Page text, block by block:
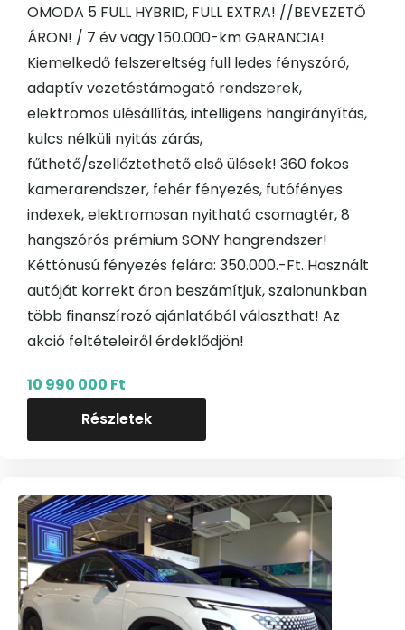
OMODA 5 FULL HYBRID, FULL EXTRA! //BEVEZETŐ
ÁRON! / 7 év vagy 150.000-km GARANCIA!
Kiemelkedő felszereltség full ledes fényszóró,
adaptív vezetéstámogató rendszerek,
elektromos ülésállítás, intelligens hangirányítás,
kulcs nélküli nyitás zárás,
fűthető/szellőztethető első ülések! 360 fokos
kamerarendszer, fehér fényezés, futófényes
indexek, elektromosan nyitható csomagtér, 8
hangszórós prémium SONY hangrendszer!
Kéttónusú fényezés felára: 350.000.-Ft. Használt
autóját korrekt áron beszámítjuk, szalonunkban
több finanszírozó ajánlatából választhat! Az
akció feltételeiről érdeklődjön!
Részletek
10 990 000 Ft